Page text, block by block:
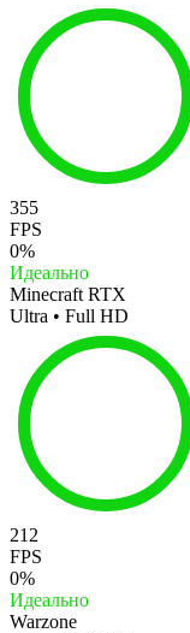
355
FPS
0%
Идеально
Minecraft RTX
Ultra • Full HD
212
FPS
0%
Идеально
Warzone